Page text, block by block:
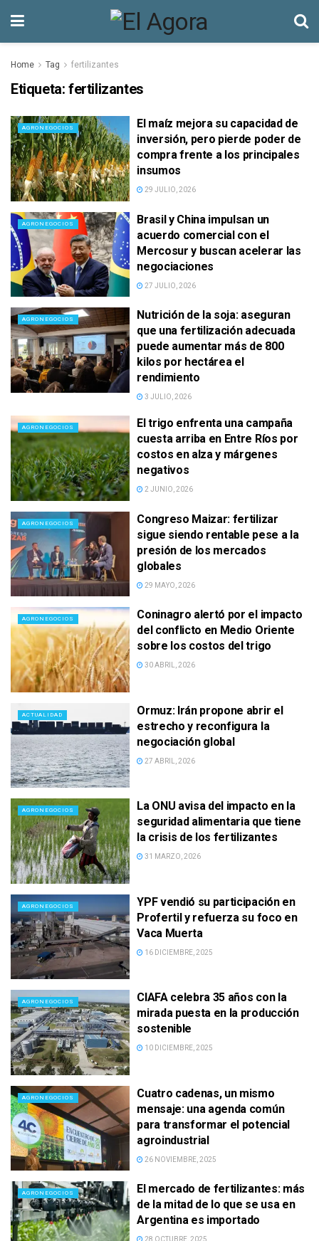
Home Tag fertilizantes
Etiqueta: fertilizantes
AGRONEGOCIOS
El maíz mejora su capacidad de
inversión, pero pierde poder de
compra frente a los principales
insumos
29 JULIO, 2026
AGRONEGOCIOS
Brasil y China impulsan un
acuerdo comercial con el
Mercosur y buscan acelerar las
negociaciones
27 JULIO, 2026
AGRONEGOCIOS
Nutrición de la soja: aseguran
que una fertilización adecuada
puede aumentar más de 800
kilos por hectárea el
rendimiento
3 JULIO, 2026
AGRONEGOCIOS
El trigo enfrenta una campaña
cuesta arriba en Entre Ríos por
costos en alza y márgenes
negativos
2 JUNIO, 2026
AGRONEGOCIOS
Congreso Maizar: fertilizar
sigue siendo rentable pese a la
presión de los mercados
globales
29 MAYO, 2026
AGRONEGOCIOS
Coninagro alertó por el impacto
del conflicto en Medio Oriente
sobre los costos del trigo
30 ABRIL, 2026
ACTUALIDAD
Ormuz: Irán propone abrir el
estrecho y reconfigura la
negociación global
27 ABRIL, 2026
AGRONEGOCIOS
La ONU avisa del impacto en la
seguridad alimentaria que tiene
la crisis de los fertilizantes
31 MARZO, 2026
AGRONEGOCIOS
YPF vendió su participación en
Profertil y refuerza su foco en
Vaca Muerta
16 DICIEMBRE, 2025
AGRONEGOCIOS
CIAFA celebra 35 años con la
mirada puesta en la producción
sostenible
10 DICIEMBRE, 2025
AGRONEGOCIOS
Cuatro cadenas, un mismo
mensaje: una agenda común
para transformar el potencial
agroindustrial
26 NOVIEMBRE, 2025
AGRONEGOCIOS
El mercado de fertilizantes: más
de la mitad de lo que se usa en
Argentina es importado